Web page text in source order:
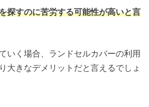
探すのに苦労する可能性が高いと言
いく場合、ランドセルカバーの利用
大きなデメリットだと言えるでしょ